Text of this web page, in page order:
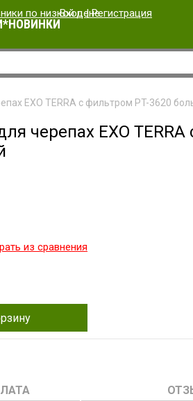
Вход|Регистрация
EXO TERRA с фильтром PT-3620
черепах EXO
из сравнения